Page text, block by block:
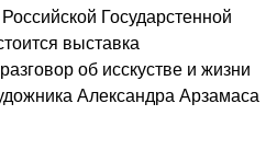
Государстенной
выставка
об исскустве и жизни
Александра Арзамаса